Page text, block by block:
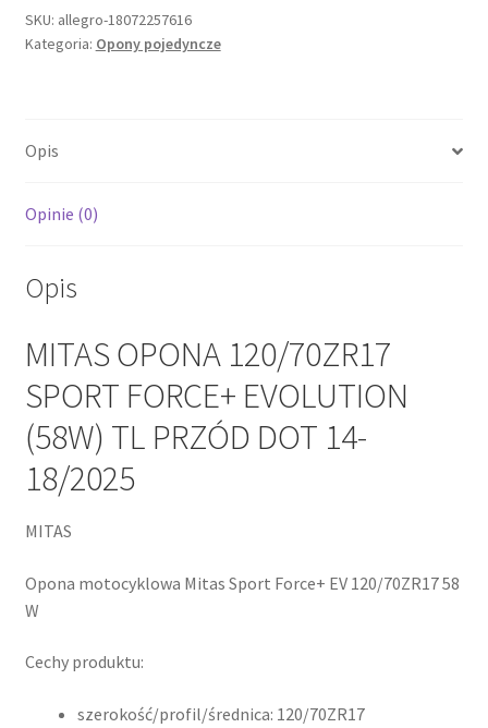
SPORT
FORCE+
PRZÓD
14-
SKU: allegro-18072257616
Kategoria: Opony pojedyncze
Opis
Opinie (0)
Opis
MITAS OPONA 120/70ZR17
SPORT FORCE+ EVOLUTION
(58W) TL PRZÓD DOT 14-
18/2025
MITAS
Opona motocyklowa Mitas Sport Force+ EV 120/70ZR17 58
W
Cechy produktu:
szerokość/profil/średnica: 120/70ZR17